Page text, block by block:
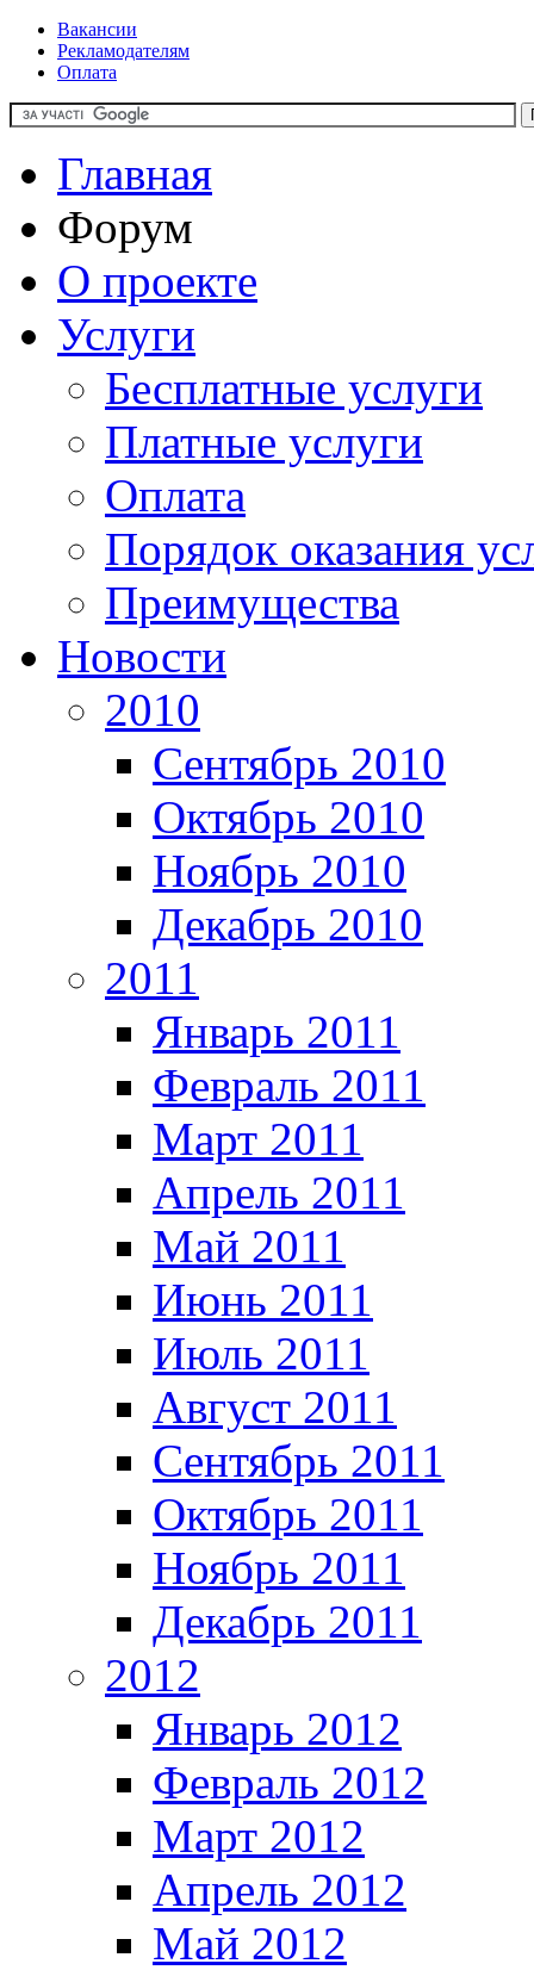
Вакансии
Рекламодателям
Оплата
Главная
Форум
О проекте
Услуги
Бесплатные услуги
Платные услуги
Оплата
Порядок оказания
Преимущества
Новости
2010
Сентябрь 2010
Октябрь 2010
Ноябрь 2010
Декабрь 2010
2011
Январь 2011
Февраль 2011
Март 2011
Апрель 2011
Май 2011
Июнь 2011
Июль 2011
Август 2011
Сентябрь 2011
Октябрь 2011
Ноябрь 2011
Декабрь 2011
2012
Январь 2012
Февраль 2012
Март 2012
Апрель 2012
Май 2012